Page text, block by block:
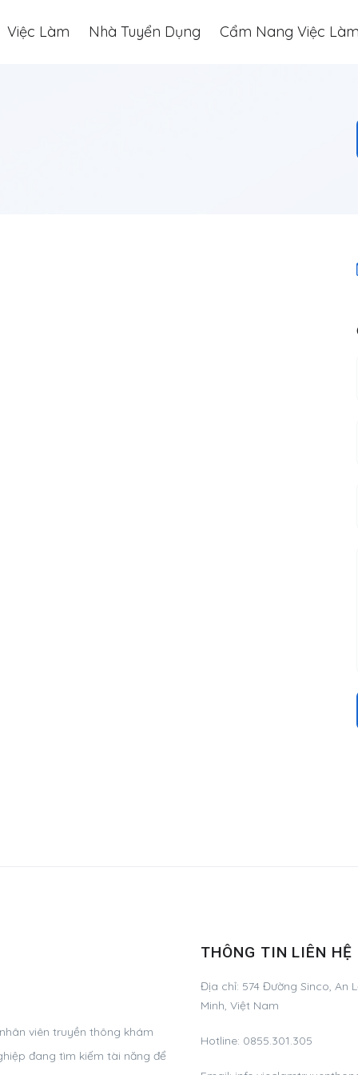
Việc Làm Nhà Tuyển Dụng Cẩm Nang Việc
viên truyền thông khám
đang tìm kiếm tài năng để
THÔNG TIN LIÊN HỆ
Địa chỉ: 574 Đường Sinco, An
Minh, Việt Nam
Hotline: 0855.301.305